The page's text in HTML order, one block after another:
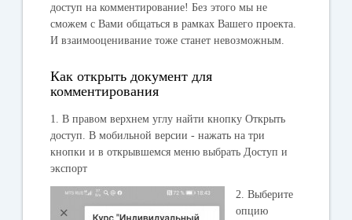
доступ на комментирование! Без этого мы не
сможем с Вами общаться в рамках Вашего проекта.
И взаимооценивание тоже станет невозможным.
Как открыть документ для
комментирования
1. В правом верхнем углу найти кнопку Открыть
доступ. В мобильной версии - нажать на три
кнопки и в открывшемся меню выбрать Доступ и
экспорт
2. Выберите
опцию